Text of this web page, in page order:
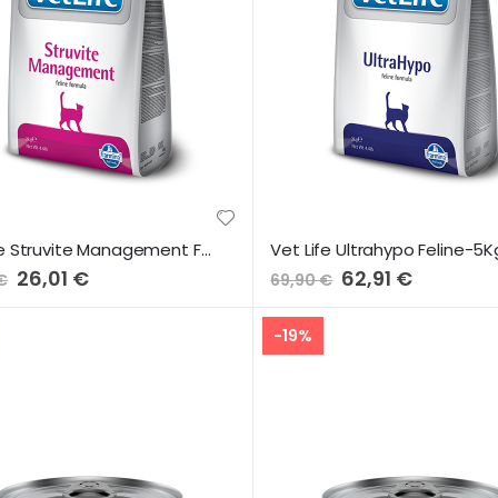
Vet Life Struvite Management Feline-2Kg
Preço
Especial
26,01 €
Vet Life Ultrahypo Feline-
69,90 € Preço
Especial
62,91 €
-19%